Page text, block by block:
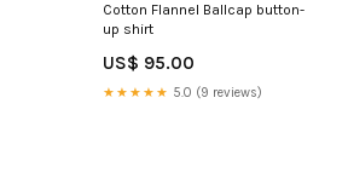
Cotton Flannel Ballcap button-
up shirt
US$ 95.00
★★★★★ 5.0 (9 reviews)